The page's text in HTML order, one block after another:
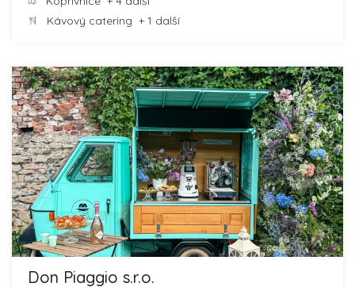
Kávový catering + 1 další
Don Piaggio s.r.o.